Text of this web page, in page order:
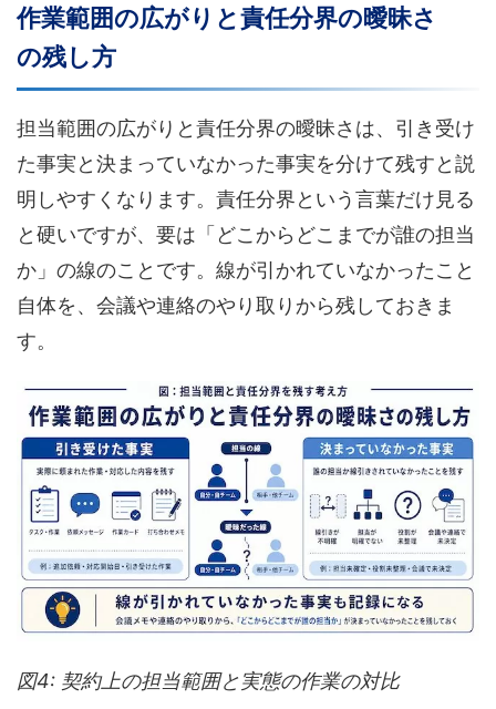
作業範囲の広がりと責任分界の曖昧さ
の残し方
担当範囲の広がりと責任分界の曖昧さは、引き受け
た事実と決まっていなかった事実を分けて残すと説
明しやすくなります。責任分界という言葉だけ見る
と硬いですが、要は「どこからどこまでが誰の担当
か」の線のことです。線が引かれていなかったこと
自体を、会議や連絡のやり取りから残しておきま
す。
図4: 契約上の担当範囲と実態の作業の対比